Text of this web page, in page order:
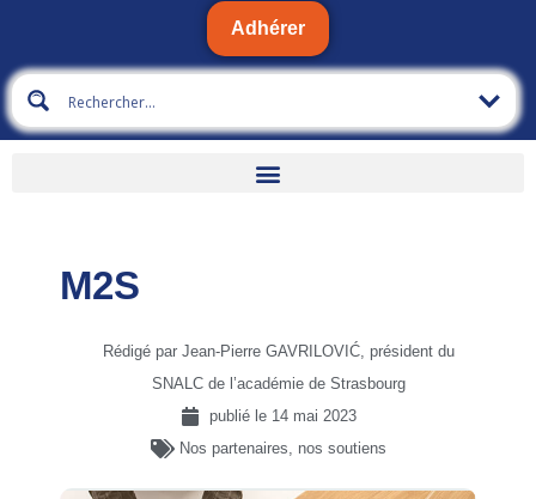
Adhérer
M2S
Rédigé par Jean-Pierre GAVRILOVIĆ, président du
SNALC de l’académie de Strasbourg
publié le 14 mai 2023
Nos partenaires, nos soutiens